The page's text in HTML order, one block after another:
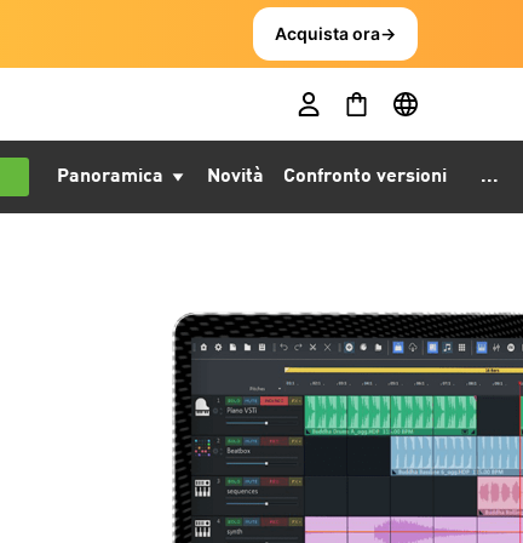
Acquista ora→
Panoramica Novità Confronto versioni ...